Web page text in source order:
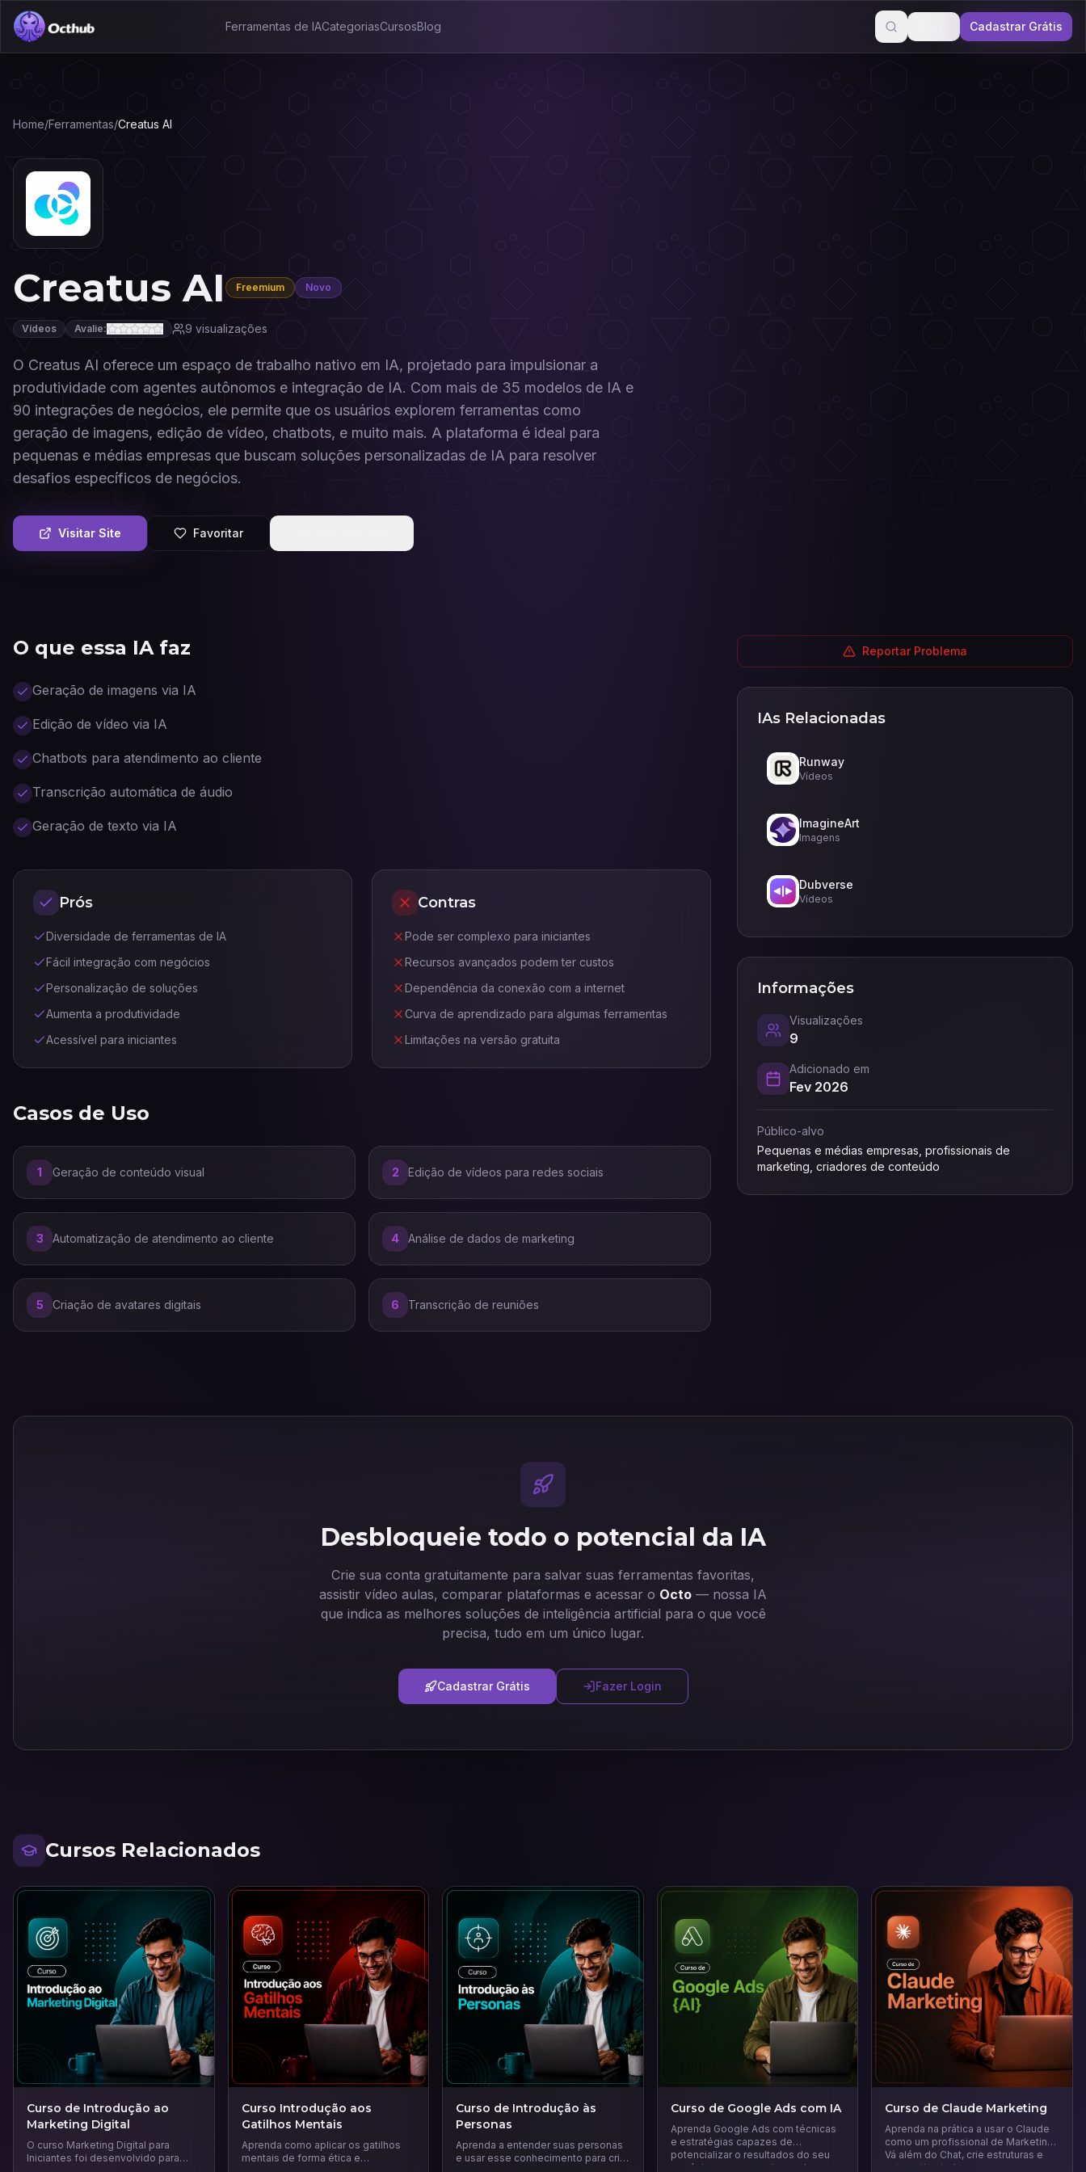
Ferramentas de IACategoriasCursosBlog Cadastrar Grátis
Home/Ferramentas/Creatus AI
Creatus AI Freemium Novo
Vídeos Avalie: 9 visualizações
O Creatus AI oferece um espaço de trabalho nativo em IA, projetado para impulsionar a
produtividade com agentes autônomos e integração de IA. Com mais de 35 modelos de IA e
90 integrações de negócios, ele permite que os usuários explorem ferramentas como
geração de imagens, edição de vídeo, chatbots, e muito mais. A plataforma é ideal para
pequenas e médias empresas que buscam soluções personalizadas de IA para resolver
desafios específicos de negócios.
Visitar Site Favoritar
O que essa IA faz
Geração de imagens via IA
Edição de vídeo via IA
Chatbots para atendimento ao cliente
Transcrição automática de áudio
Geração de texto via IA
Prós
Diversidade de ferramentas de IA
Fácil integração com negócios
Personalização de soluções
Aumenta a produtividade
Acessível para iniciantes
Contras
Pode ser complexo para iniciantes
Recursos avançados podem ter custos
Dependência da conexão com a internet
Curva de aprendizado para algumas ferramentas
Limitações na versão gratuita
Casos de Uso
1 Geração de conteúdo visual 2 Edição de vídeos para redes sociais
3 Automatização de atendimento ao cliente 4 Análise de dados de marketing
5 Criação de avatares digitais 6 Transcrição de reuniões
Reportar Problema
IAs Relacionadas
Runway
Vídeos
ImagineArt
Imagens
Dubverse
Vídeos
Informações
Visualizações
9
Adicionado em
Fev 2026
Público-alvo
Pequenas e médias empresas, profissionais de
marketing, criadores de conteúdo
Desbloqueie todo o potencial da IA
Crie sua conta gratuitamente para salvar suas ferramentas favoritas,
assistir vídeo aulas, comparar plataformas e acessar o Octo — nossa IA
que indica as melhores soluções de inteligência artificial para o que você
precisa, tudo em um único lugar.
Cadastrar Grátis Fazer Login
Cursos Relacionados
Curso de Introdução ao
Marketing Digital
O curso Marketing Digital para
Iniciantes foi desenvolvido para
Curso Introdução aos
Gatilhos Mentais
Aprenda como aplicar os gatilhos
mentais de forma ética e
Curso de Introdução às
Personas
Aprenda a entender suas personas
e usar esse conhecimento para criar
Curso de Google Ads com IA
Aprenda Google Ads com técnicas
e estratégias capazes de
potencializar o resultados do seu
negócio e a gerar mais vendas.
Curso de Claude Marketing
Aprenda na prática a usar o Claude
como um profissional de Marketing.
Vá além do Chat, crie estruturas e
automatize tudo.